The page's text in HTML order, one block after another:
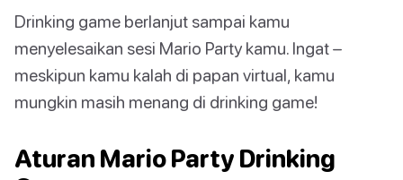
Drinking game berlanjut sampai kamu
menyelesaikan sesi Mario Party kamu. Ingat –
meskipun kamu kalah di papan virtual, kamu
mungkin masih menang di drinking game!
Aturan Mario Party Drinking